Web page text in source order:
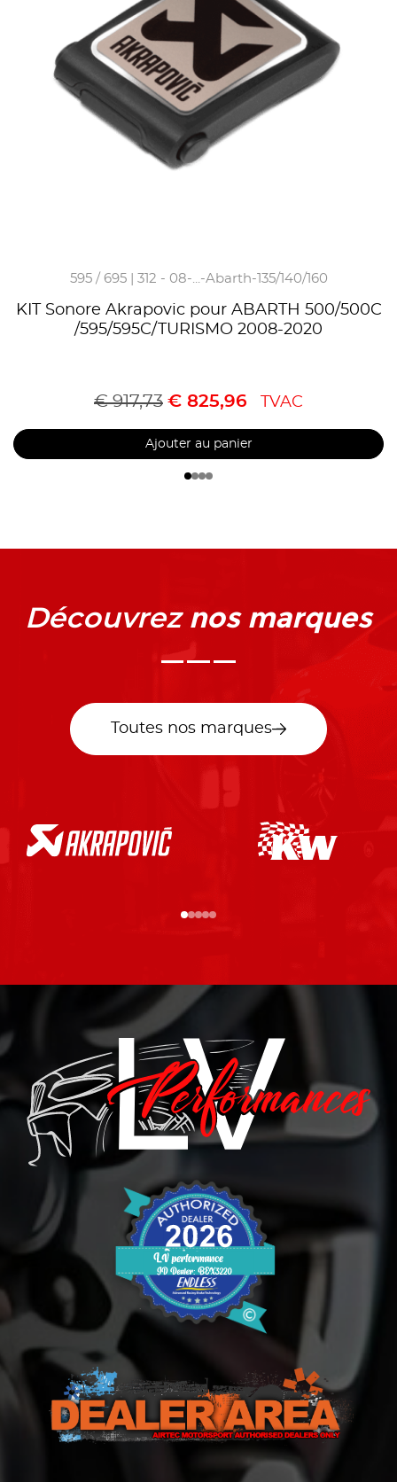
595 / 695 | 312 - 08-...-Abarth-135/140/160
KIT Sonore Akrapovic pour ABARTH 500/500C
/595/595C/TURISMO 2008-2020
€917,73 € 825,96 TVAC
Ajouter au panier
Découvrez nos marques
Toutes nos marques